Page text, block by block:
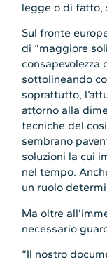
legge o di fatto,
Sul fronte
di “maggiore
consapevolezza
sottolineando
soprattutto,
attorno alla
tecniche del
sembrano
soluzioni la cui
nel tempo.
un ruolo
Ma oltre
necessario
“Il nostro